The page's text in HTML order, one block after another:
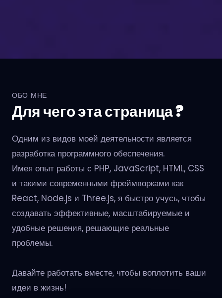
ОБО МНЕ
Для чего эта страница ?
Одним из видов моей деятельности является
разработка программного обеспечения.
Имея опыт работы с PHP, JavaScript, HTML, CSS
и такими современными фреймворками как
React, Node.js и Three.js, я быстро учусь, чтобы
создавать эффективные, масштабируемые и
удобные решения, решающие реальные
проблемы.
Давайте работать вместе, чтобы воплотить ваши
идеи в жизнь!